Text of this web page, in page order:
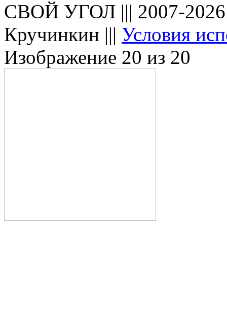
СВОЙ УГОЛ ||| 2007-
Кручинкин ||| Условия
Изображение 20 из 20